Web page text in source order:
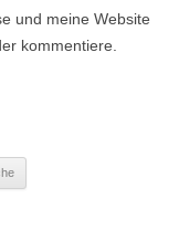
und meine Website
kommentiere.